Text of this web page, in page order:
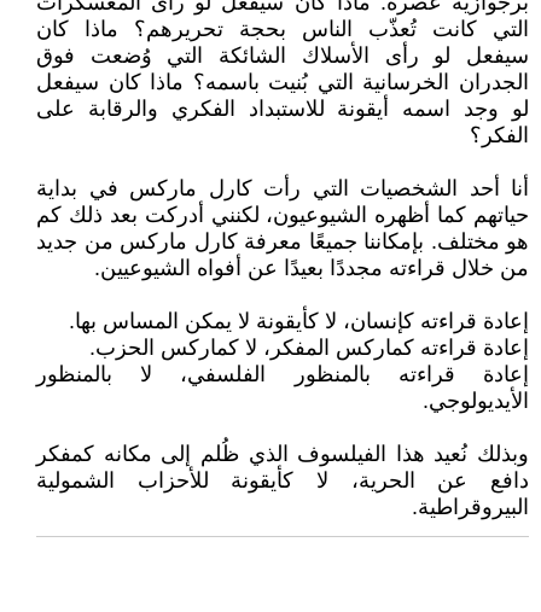
التي كانت تُعذّب الناس بحجة تحريرهم؟ ماذا كان
سيفعل لو رأى الأسلاك الشائكة التي وُضعت فوق
الجدران الخرسانية التي بُنيت باسمه؟ ماذا كان سيفعل
لو وجد اسمه أيقونة للاستبداد الفكري والرقابة على
الفكر؟
أنا أحد الشخصيات التي رأت كارل ماركس في بداية
حياتهم كما أظهره الشيوعيون، لكنني أدركت بعد ذلك كم
هو مختلف. بإمكاننا جميعًا معرفة كارل ماركس من جديد
من خلال قراءته مجددًا بعيدًا عن أفواه الشيوعيين.
إعادة قراءته كإنسان، لا كأيقونة لا يمكن المساس بها.
إعادة قراءته كماركس المفكر، لا كماركس الحزب.
إعادة قراءته بالمنظور الفلسفي، لا بالمنظور
الأيديولوجي.
وبذلك نُعيد هذا الفيلسوف الذي ظُلم إلى مكانه كمفكر
دافع عن الحرية، لا كأيقونة للأحزاب الشمولية
البيروقراطية.